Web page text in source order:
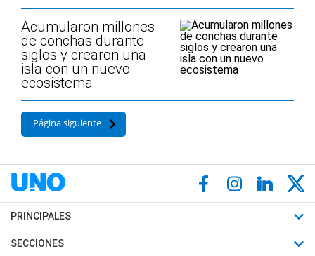
Acumularon millones
de conchas durante
siglos y crearon una
isla con un nuevo
ecosistema
Página siguiente
PRINCIPALES
Últimas Noticias
SECCIONES